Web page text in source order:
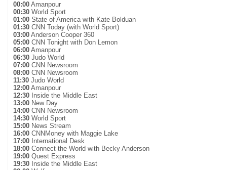
00:00 Amanpour
00:30 World Sport
01:00 State of America with Kate Bolduan
01:30 CNN Today (with World Sport)
03:00 Anderson Cooper 360
05:00 CNN Tonight with Don Lemon
06:00 Amanpour
06:30 Judo World
07:00 CNN Newsroom
08:00 CNN Newsroom
11:30 Judo World
12:00 Amanpour
12:30 Inside the Middle East
13:00 New Day
14:00 CNN Newsroom
14:30 World Sport
15:00 News Stream
16:00 CNNMoney with Maggie Lake
17:00 International Desk
18:00 Connect the World with Becky Anderson
19:00 Quest Express
19:30 Inside the Middle East